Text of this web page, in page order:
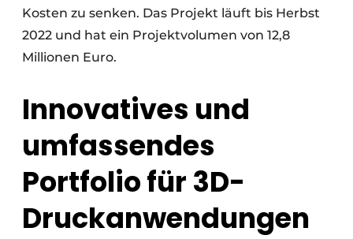
Kosten zu senken. Das Projekt läuft bis Herbst
2022 und hat ein Projektvolumen von 12,8
Millionen Euro.
Innovatives und
umfassendes
Portfolio für 3D-
Druckanwendungen